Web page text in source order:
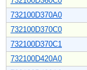
732100D370A0
732100D370C0
732100D370C1
732100D420A0